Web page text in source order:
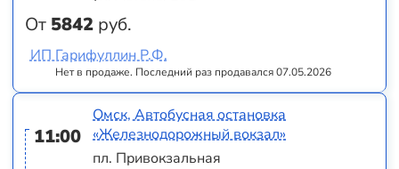
От 5842 руб.
Нет в продаже. Последний раз продавался 07.05.2026
ИП Гарифуллин Р.Ф.
11:00
Омск, Автобусная остановка
«Железнодорожный вокзал»
пл. Привокзальная